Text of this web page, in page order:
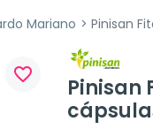
Mariano Pinisan
favorite_border
Pinisan